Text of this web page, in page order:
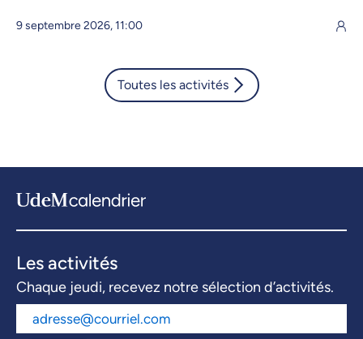
9 septembre 2026, 11:00
Toutes les activités
Les activités
Chaque jeudi, recevez notre sélection d’activités.